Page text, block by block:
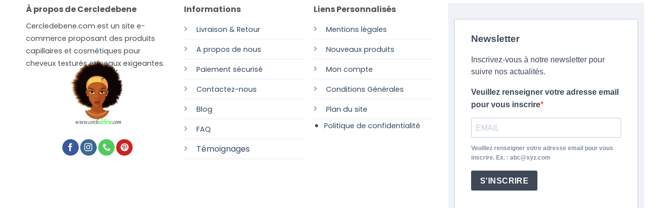
À propos de Cercledebene
Cercledebene.com est un site e-
commerce proposant des produits
capillaires et cosmétiques pour
cheveux texturés et peaux exigeantes.
Informations
Livraison & Retour
A propos de nous
Paiement sécurisé
Contactez-nous
Blog
FAQ
Témoignages
Liens Personnalisés
Mentions légales
Nouveaux produits
Mon compte
Conditions Générales
Plan du site
Politique de confidentialité
Newsletter
Inscrivez-vous à notre newsletter pour
suivre nos actualités.
Veuillez renseigner votre adresse email
pour vous inscrire
Veuillez renseigner votre adresse email pour vous
inscrire. Ex. : abc@xyz.com
S'INSCRIRE